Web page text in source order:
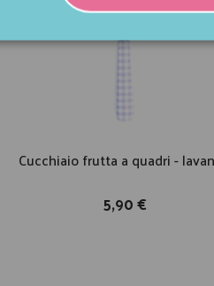
Cucchiaio frutta a quadri -
5,90 €